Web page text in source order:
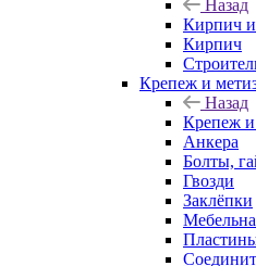
Назад
Кирпич
Кирпич
Крепеж и
Назад
Крепеж
Анкера
Болты,
Гвозди
Заклёпки